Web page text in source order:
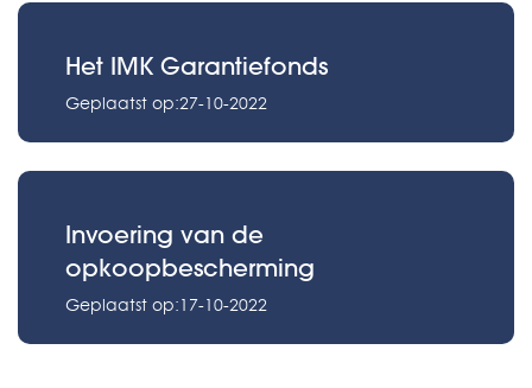
Het IMK Garantiefonds
Geplaatst op:27-10-2022
Invoering van de
opkoopbescherming
Geplaatst op:17-10-2022